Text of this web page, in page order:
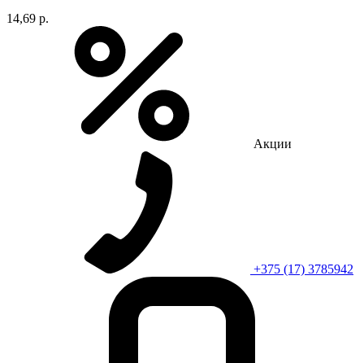
14,69 р.
Акции
+375 (17) 3785942